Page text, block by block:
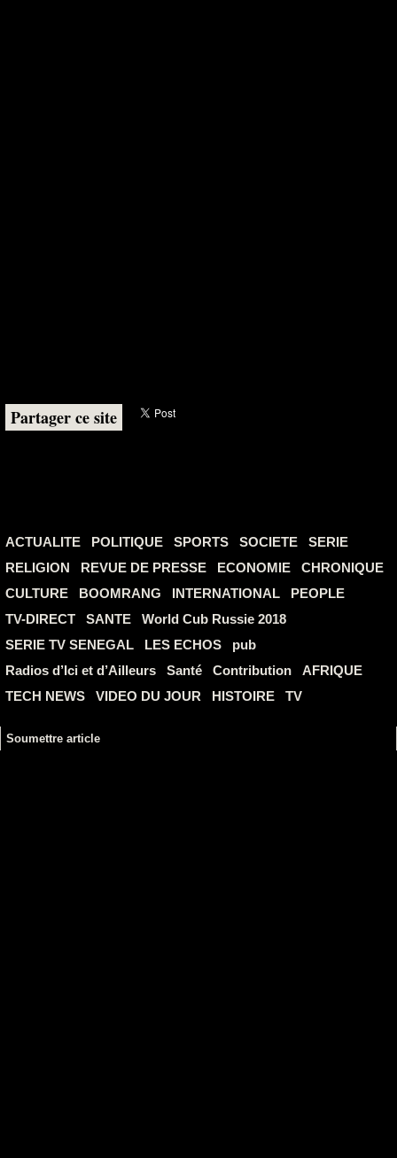
Partager ce site
ACTUALITE POLITIQUE SPORTS SOCIETE
SERIE
RELIGION
REVUE DE PRESSE ECONOMIE
CHRONIQUE
CULTURE
BOOMRANG INTERNATIONAL
PEOPLE
TV-DIRECT
SANTE
World Cub Russie 2018
SERIE TV SENEGAL
LES ECHOS
pub
Radios d’Ici et d’Ailleurs
Santé Contribution
AFRIQUE
TECH NEWS
VIDEO DU JOUR HISTOIRE TV
Soumettre article